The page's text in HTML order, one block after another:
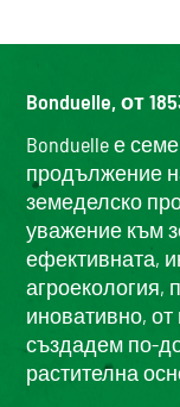
Bonduelle, от
Bonduelle е
продължение
земеделско
уважение към
ефективната,
агроекология,
иновативно,
създадем по-
растителна